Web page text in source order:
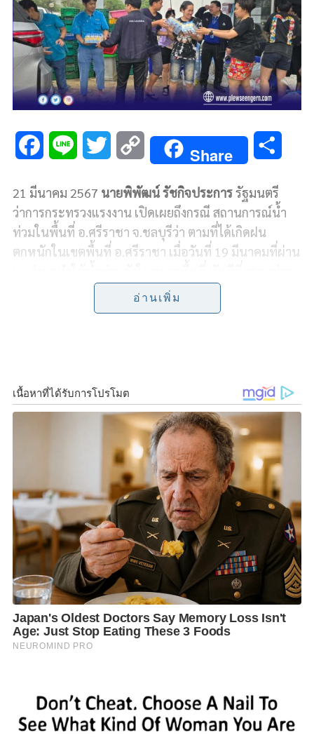
c
e
b
n
e
t
t
e
r
p
y
L
i
n
Share
e
21 มีนาคม 2567 นายพิพัฒน์ รัชกิจประการรัฐมนตรี
ว่าการกระทรวงแรงงาน เปิดเผยถึงกรณี สถานการณ์น้ำ
ท่วมในพื้นที่ อ.ศรีราชา จ.ชลบุรีว่า ตามที่ได้เกิดฝน
ตกหนักในเขตพื้นที่ อ.ศรีราชา เมื่อวันที่ 19 มีนาคมที่ผ่าน
ในเรื่องนี้ ในส่วนของกระทรวงแรงงาน ผมมีความห่วงใย
ต่อสถานการณ์ดังกล่าว และเบื้องต้นได้รับรายงานจาก
อย่างใกล้ชิด พร้อมประสานหน่วยงานที่เกี่ยวข้องสำรวจ
ข้อมูลสถานประกอบการ ลูกจ้างที่ได้รับผลกระทบ และให้
ความช่วยเหลือแก่ผู้ได้รับผลกระทบตามภารกิจกระทรวง
“ผมมีความห่วงใยพี่น้องผู้ใช้แรงงานทุกท่านที่โรงงานถูก
น้ำท่วม ผมได้ให้หน่วยงานในสังกัดประสานขอความร่วม
เส้นทางถูกตัดขาด ให้ลูกจ้างสามารถหยุดงานได้โดยไม่ถือ
เป็นวันลา และจ่ายค่าจ้างให้ตามปกติ พร้อมกำชับให้ส่วน
อ่านเพิ่ม